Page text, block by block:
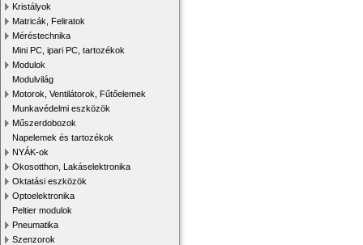
Kristályok
Matricák, Feliratok
Méréstechnika
Mini PC, ipari PC, tartozékok
Modulok
Modulvilág
Motorok, Ventilátorok, Fűtőelemek
Munkavédelmi eszközök
Műszerdobozok
Napelemek és tartozékok
NYÁK-ok
Okosotthon, Lakáselektronika
Oktatási eszközök
Optoelektronika
Peltier modulok
Pneumatika
Szenzorok